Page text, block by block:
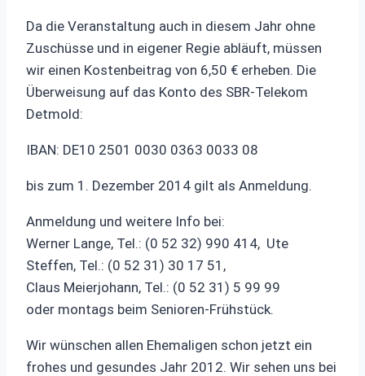
Da die Veranstaltung auch in diesem Jahr ohne
Zuschüsse und in eigener Regie abläuft, müssen
wir einen Kostenbeitrag von 6,50 € erheben. Die
Überweisung auf das Konto des SBR-Telekom
Detmold:
IBAN: DE10 2501 0030 0363 0033 08
bis zum 1. Dezember 2014 gilt als Anmeldung.
Anmeldung und weitere Info bei:
Werner Lange, Tel.: (0 52 32) 990 414, Ute
Steffen, Tel.: (0 52 31) 30 17 51,
Claus Meierjohann, Tel.: (0 52 31) 5 99 99
oder montags beim Senioren-Frühstück.
Wir wünschen allen Ehemaligen schon jetzt ein
frohes und gesundes Jahr 2012. Wir sehen uns bei